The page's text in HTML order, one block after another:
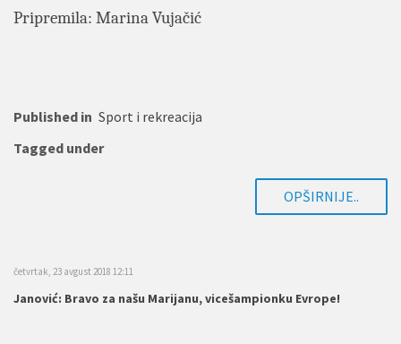
Pripremila: Marina Vujačić
Published in Sport i rekreacija
Tagged under
OPŠIRNIJE..
četvrtak, 23 avgust 2018 12:11
Janović: Bravo za našu Marijanu, vicešampionku Evrope!